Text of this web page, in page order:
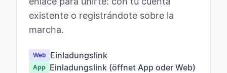
existente o registrándote sobre la
marcha.
Web Einladungslink
App Einladungslink (öffnet App oder Web)